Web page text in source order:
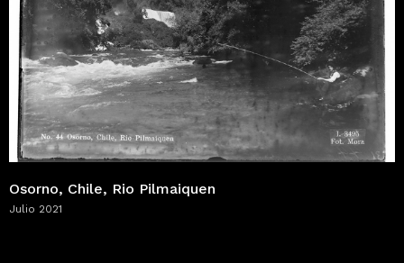
Osorno, Chile, Rio Pilmaiquen
Julio 2021